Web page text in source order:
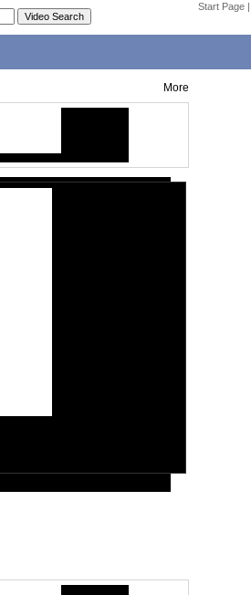
Start Page |
More